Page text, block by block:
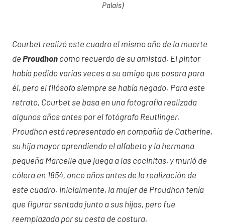
Palais)
Courbet realizó este cuadro el mismo año de la muerte
de Proudhon como recuerdo de su amistad. El pintor
había pedido varias veces a su amigo que posara para
él, pero el filósofo siempre se había negado. Para este
retrato, Courbet se basa en una fotografía realizada
algunos años antes por el fotógrafo Reutlinger.
Proudhon está representado en compañía de Catherine,
su hija mayor aprendiendo el alfabeto y la hermana
pequeña Marcelle que juega a las cocinitas, y murió de
cólera en 1854, once años antes de la realización de
este cuadro. Inicialmente, la mujer de Proudhon tenía
que figurar sentada junto a sus hijas, pero fue
reemplazada por su cesta de costura.